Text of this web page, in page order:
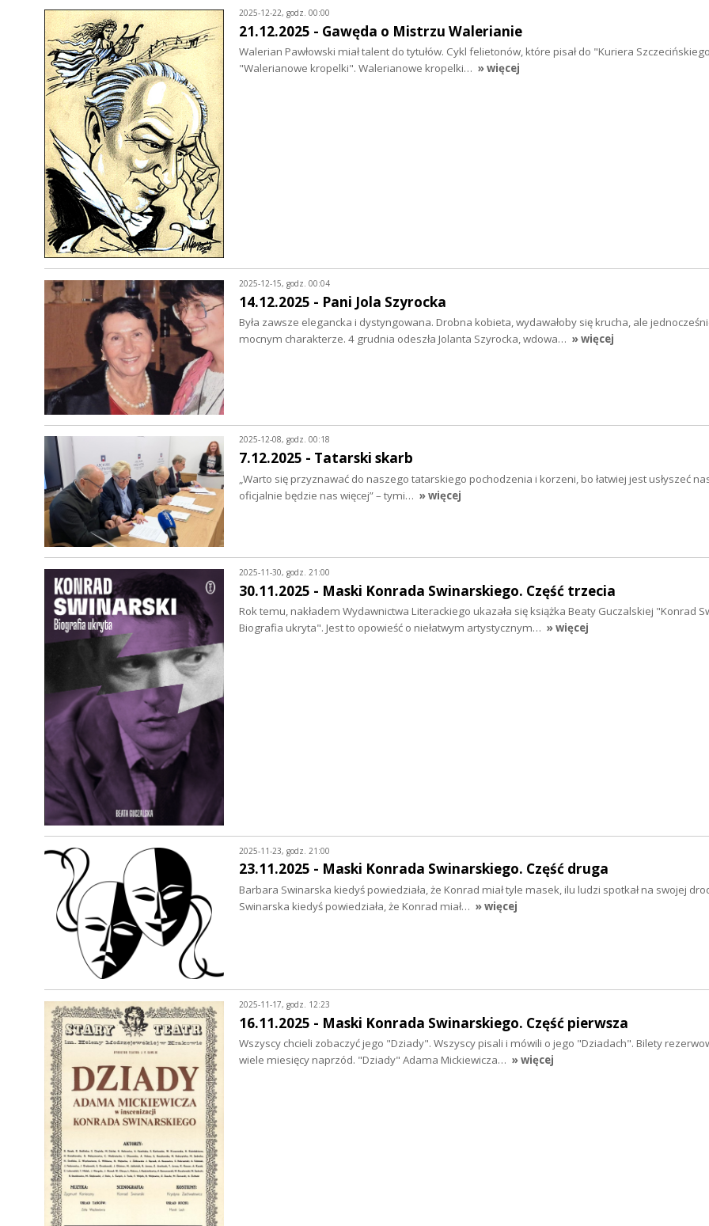
2025-12-22, godz. 00:00
21.12.2025 - Gawęda o Mistrzu Walerianie
Walerian Pawłowski miał talent do tytułów. Cykl felietonów, które pisał do "Kuriera
"Walerianowe kropelki". Walerianowe kropelki… » więcej
2025-12-15, godz. 00:04
14.12.2025 - Pani Jola Szyrocka
Była zawsze elegancka i dystyngowana. Drobna kobieta, wydawałoby się krucha, ale
mocnym charakterze. 4 grudnia odeszła Jolanta Szyrocka, wdowa… » więcej
2025-12-08, godz. 00:18
7.12.2025 - Tatarski skarb
„Warto się przyznawać do naszego tatarskiego pochodzenia i korzeni, bo łatwiej jest usłyszeć
oficjalnie będzie nas więcej” – tymi… » więcej
2025-11-30, godz. 21:00
30.11.2025 - Maski Konrada Swinarskiego. Część trzecia
Rok temu, nakładem Wydawnictwa Literackiego ukazała się książka Beaty Guczalskiej "Konrad
Biografia ukryta". Jest to opowieść o niełatwym artystycznym… » więcej
2025-11-23, godz. 21:00
23.11.2025 - Maski Konrada Swinarskiego. Część druga
Barbara Swinarska kiedyś powiedziała, że Konrad miał tyle masek, ilu ludzi spotkał na swojej
Swinarska kiedyś powiedziała, że Konrad miał… » więcej
2025-11-17, godz. 12:23
16.11.2025 - Maski Konrada Swinarskiego. Część pierwsza
Wszyscy chcieli zobaczyć jego "Dziady". Wszyscy pisali i mówili o jego "Dziadach". Bilety
wiele miesięcy naprzód. "Dziady" Adama Mickiewicza… » więcej